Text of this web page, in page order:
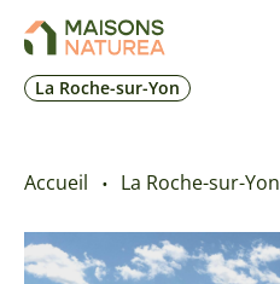
La Roche-sur-Yon
Accueil La Roche-sur-Yon